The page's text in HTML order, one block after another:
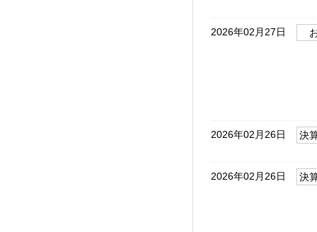
2026年02月27日
2026年02月26日 決
2026年02月26日 決